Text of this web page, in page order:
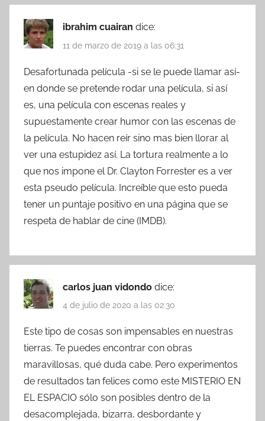
ibrahim cuairan dice:
11 de marzo de 2019 a las 06:31
Desafortunada película -si se le puede llamar así-
en donde se pretende rodar una película, si así
es, una película con escenas reales y
supuestamente crear humor con las escenas de
la película. No hacen reír sino mas bien llorar al
ver una estupidez así. La tortura realmente a lo
que nos impone el Dr. Clayton Forrester es a ver
esta pseudo película. Increíble que esto pueda
tener un puntaje positivo en una página que se
respeta de hablar de cine (IMDB).
carlos juan vidondo dice:
4 de julio de 2020 a las 02:30
Este tipo de cosas son impensables en nuestras
tierras. Te puedes encontrar con obras
maravillosas, qué duda cabe. Pero experimentos
de resultados tan felices como este MISTERIO EN
EL ESPACIO sólo son posibles dentro de la
desacomplejada, bizarra, desbordante y